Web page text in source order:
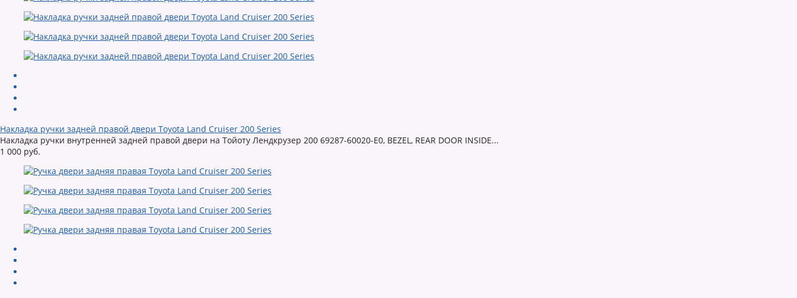
Накладка ручки задней правой двери Toyota Land Cruiser 200 Series
Накладка ручки внутренней задней правой двери на Тойоту Лендкрузер 200 69287-60020-E0, BEZEL, REAR DOOR INSIDE...
1 000 руб.